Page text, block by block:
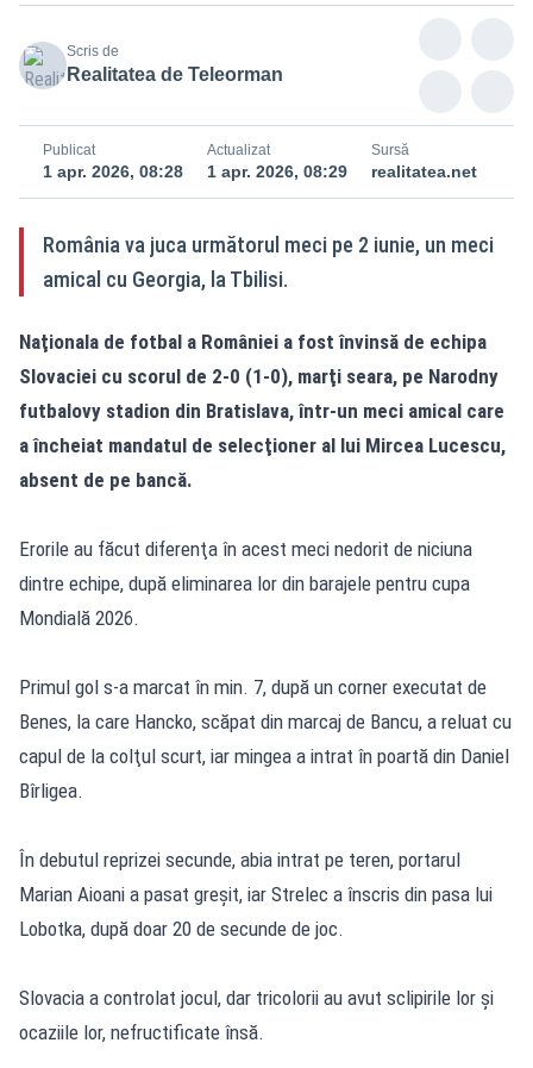
Scris de
Realitatea de Teleorman
Publicat
1 apr. 2026, 08:28
Actualizat
1 apr. 2026, 08:29
Sursă
realitatea.net
România va juca următorul meci pe 2 iunie, un meci
amical cu Georgia, la Tbilisi.
Naţionala de fotbal a României a fost învinsă de echipa
Slovaciei cu scorul de 2-0 (1-0), marţi seara, pe Narodny
futbalovy stadion din Bratislava, într-un meci amical care
a încheiat mandatul de selecţioner al lui Mircea Lucescu,
absent de pe bancă.
Erorile au făcut diferenţa în acest meci nedorit de niciuna
dintre echipe, după eliminarea lor din barajele pentru cupa
Mondială 2026.
Primul gol s-a marcat în min. 7, după un corner executat de
Benes, la care Hancko, scăpat din marcaj de Bancu, a reluat cu
capul de la colţul scurt, iar mingea a intrat în poartă din Daniel
Bîrligea.
În debutul reprizei secunde, abia intrat pe teren, portarul
Marian Aioani a pasat greşit, iar Strelec a înscris din pasa lui
Lobotka, după doar 20 de secunde de joc.
Slovacia a controlat jocul, dar tricolorii au avut sclipirile lor şi
ocaziile lor, nefructificate însă.